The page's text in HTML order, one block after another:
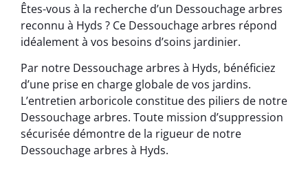
Êtes-vous à la recherche d’un Dessouchage arbres
reconnu à Hyds ? Ce Dessouchage arbres répond
idéalement à vos besoins d’soins jardinier.
Par notre Dessouchage arbres à Hyds, bénéficiez
d’une prise en charge globale de vos jardins.
L’entretien arboricole constitue des piliers de notre
Dessouchage arbres. Toute mission d’suppression
sécurisée démontre de la rigueur de notre
Dessouchage arbres à Hyds.